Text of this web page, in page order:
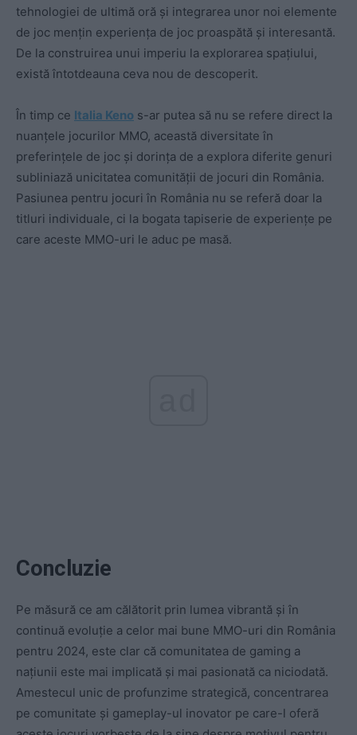
tehnologiei de ultimă oră și integrarea unor noi elemente
de joc mențin experiența de joc proaspătă și interesantă.
De la construirea unui imperiu la explorarea spațiului,
există întotdeauna ceva nou de descoperit.
În timp ce Italia Keno s-ar putea să nu se refere direct la
nuanțele jocurilor MMO, această diversitate în
preferințele de joc și dorința de a explora diferite genuri
subliniază unicitatea comunității de jocuri din România.
Pasiunea pentru jocuri în România nu se referă doar la
titluri individuale, ci la bogata tapiserie de experiențe pe
care aceste MMO-uri le aduc pe masă.
Concluzie
Pe măsură ce am călătorit prin lumea vibrantă și în
continuă evoluție a celor mai bune MMO-uri din România
pentru 2024, este clar că comunitatea de gaming a
națiunii este mai implicată și mai pasionată ca niciodată.
Amestecul unic de profunzime strategică, concentrarea
pe comunitate și gameplay-ul inovator pe care-l oferă